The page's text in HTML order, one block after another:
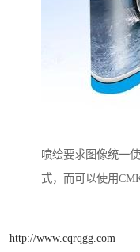
喷绘要求图像统一
式，而可以使用
http://www.cqrqgg.com